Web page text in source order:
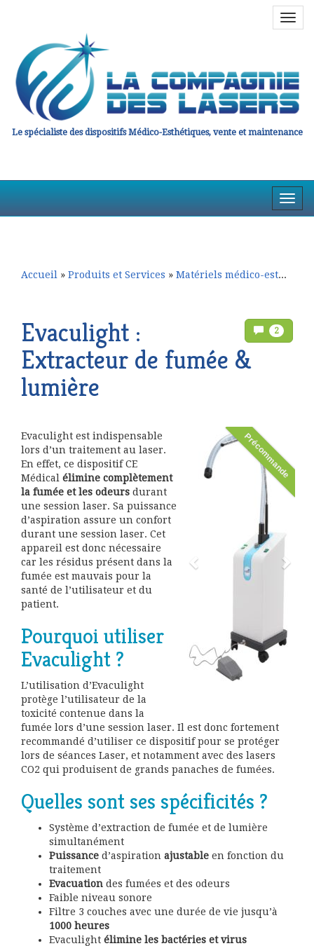
Le spécialiste des dispositifs Médico-Esthétiques, vente et maintenance
la
en
Accueil » Produits et Services » Matériels médico-esthétiques
2
Evaculight :
Extracteur de fumée &
lumière
Précommande
Evaculight est indispensable
lors d’un traitement au laser.
En effet, ce dispositif CE
Médical élimine complètement
la fumée et les odeurs durant
une session laser. Sa puissance
d’aspiration assure un confort
durant une session laser. Cet
appareil est donc nécessaire
car les résidus présent dans la
fumée est mauvais pour la
santé de l’utilisateur et du
patient.
Pourquoi utiliser
Evaculight ?
L’utilisation d’Evaculight
protège l’utilisateur de la
toxicité contenue dans la
fumée lors d’une session laser. Il est donc fortement
recommandé d’utiliser ce dispositif pour se protéger
lors de séances Laser, et notamment avec des lasers
CO2 qui produisent de grands panaches de fumées.
Quelles sont ses spécificités ?
Système d’extraction de fumée et de lumière
simultanément
Puissance d’aspiration ajustable en fonction du
traitement
Evacuation des fumées et des odeurs
Faible niveau sonore
Filtre 3 couches avec une durée de vie jusqu’à
1000 heures
Evaculight élimine les bactéries et virus